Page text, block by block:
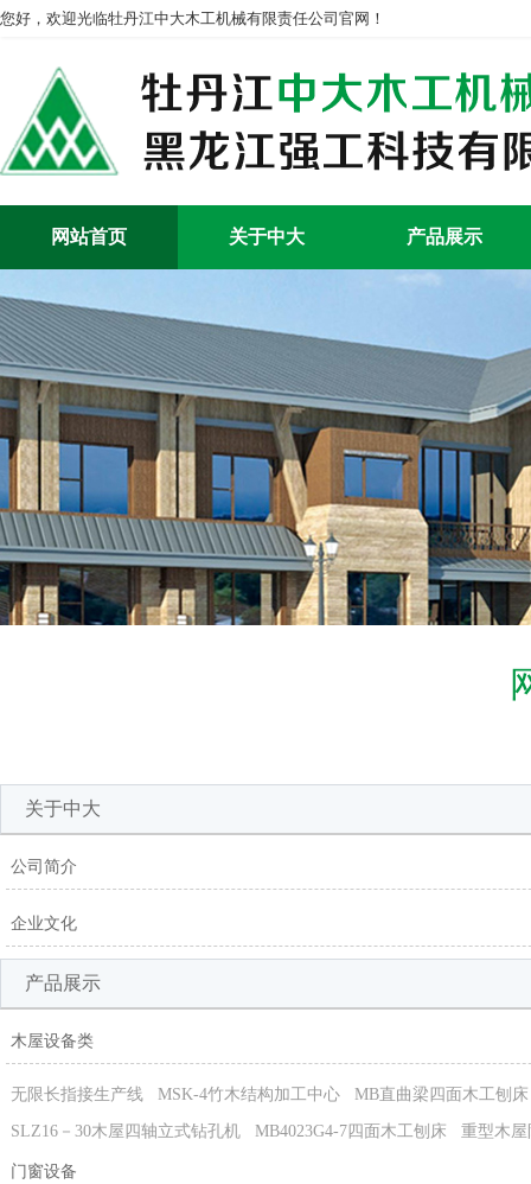
您好，欢迎光临牡丹江中大木工机械有限责任公司官网！
网站首页 关于中大 产品展示
关于中大
公司简介
企业文化
产品展示
木屋设备类
无限长指接生产线 MSK-4竹木结构加工中心 MB直曲梁四面木工刨床
SLZ16－30木屋四轴立式钻孔机 MB4023G4-7四面木工刨床 重型木
门窗设备